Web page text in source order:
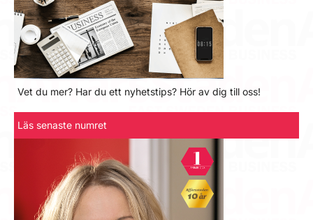
Vet du mer? Har du ett nyhetstips? Hör av dig till oss!
Läs senaste numret